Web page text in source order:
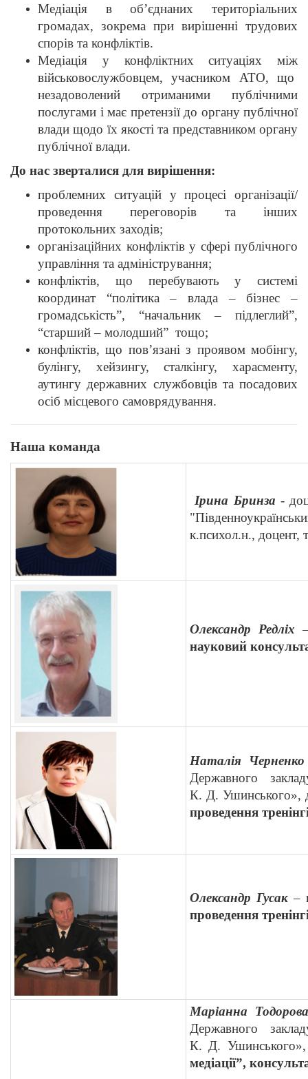
Медіація в об’єднаних територіальних
громадах, зокрема при вирішенні трудових
спорів та конфліктів.
Медіація у конфліктних ситуаціях між
військовослужбовцем, учасником АТО, що
незадоволений отриманими публічними
послугами і має претензії до органу публічної
влади щодо їх якості та представником органу
публічної влади.
До нас зверталися для вирішення:
проблемних ситуацій у процесі організації/
проведення переговорів та інших
протокольних заходів;
організаційних конфліктів у сфері публічного
управління та адміністрування;
конфліктів, що перебувають у системі
координат “політика – влада – бізнес –
громадськість”, “начальник – підлеглий”,
“старший – молодший” тощо;
конфліктів, що пов’язані з проявом мобінгу,
булінгу, хейзингу, сталкінгу, харасменту,
аутингу державних службовців та посадових
осіб місцевого самоврядування.
Наша команда
Ірина Бринза-
к.психол.н., доцент,
Олександр Редліх
науковий
Наталія Черненко
Державного
К. Д. Ушинського»,
проведення
Олександр Гусак –
проведення
Маріанна
Державного
К. Д. Ушинського»,
медіації”,